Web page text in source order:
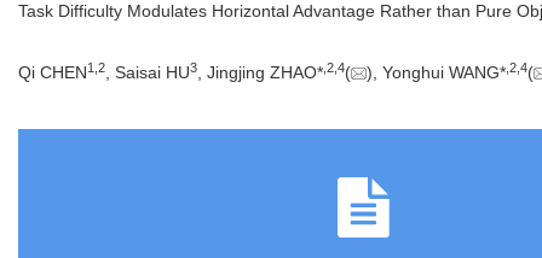
Task Difficulty Modulates Horizontal Advantage Rather than Pure
Qi CHEN1 2 , Saisai HU3 , Jingjing ZHAO* 2 4( ), Yonghui WANG* 2 4(